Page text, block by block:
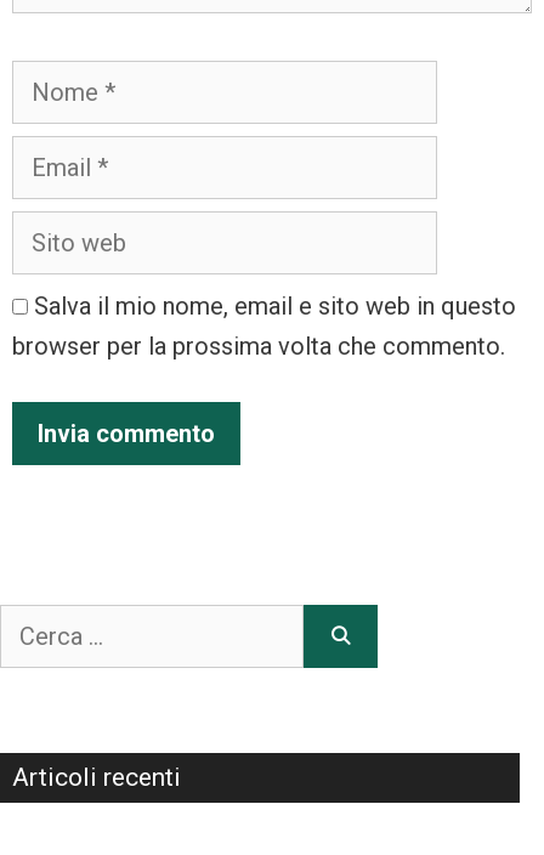
Salva il mio nome, email e sito web in questo
browser per la prossima volta che commento.
Articoli recenti